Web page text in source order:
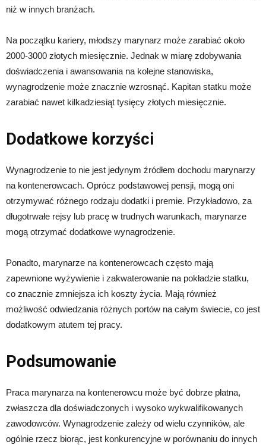
niż w innych branżach.
Na początku kariery, młodszy marynarz może zarabiać około
2000-3000 złotych miesięcznie. Jednak w miarę zdobywania
doświadczenia i awansowania na kolejne stanowiska,
wynagrodzenie może znacznie wzrosnąć. Kapitan statku może
zarabiać nawet kilkadziesiąt tysięcy złotych miesięcznie.
Dodatkowe korzyści
Wynagrodzenie to nie jest jedynym źródłem dochodu marynarzy
na kontenerowcach. Oprócz podstawowej pensji, mogą oni
otrzymywać różnego rodzaju dodatki i premie. Przykładowo, za
długotrwałe rejsy lub pracę w trudnych warunkach, marynarze
mogą otrzymać dodatkowe wynagrodzenie.
Ponadto, marynarze na kontenerowcach często mają
zapewnione wyżywienie i zakwaterowanie na pokładzie statku,
co znacznie zmniejsza ich koszty życia. Mają również
możliwość odwiedzania różnych portów na całym świecie, co jest
dodatkowym atutem tej pracy.
Podsumowanie
Praca marynarza na kontenerowcu może być dobrze płatna,
zwłaszcza dla doświadczonych i wysoko wykwalifikowanych
zawodowców. Wynagrodzenie zależy od wielu czynników, ale
ogólnie rzecz biorąc, jest konkurencyjne w porównaniu do innych